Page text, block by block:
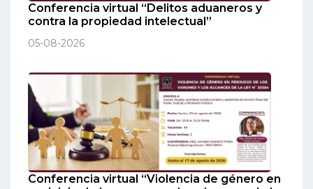
Conferencia virtual “Delitos aduaneros y
contra la propiedad intelectual”
05-08-2026
Conferencia virtual “Violencia de género en